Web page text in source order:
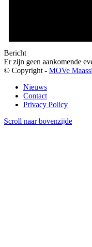
Bericht
Er zijn geen aankomende
© Copyright - MOVe
Nieuws
Contact
Privacy Policy
Scroll naar bovenzijde